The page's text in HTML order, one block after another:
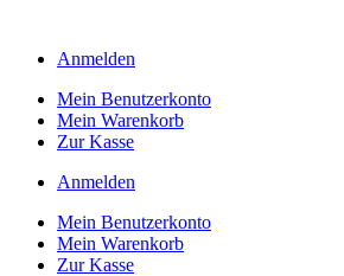
Anmelden
Mein Benutzerkonto
Mein Warenkorb
Zur Kasse
Anmelden
Mein Benutzerkonto
Mein Warenkorb
Zur Kasse